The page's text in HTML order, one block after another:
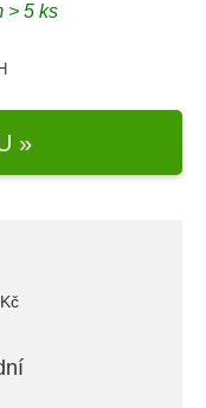
> 5 ks
»